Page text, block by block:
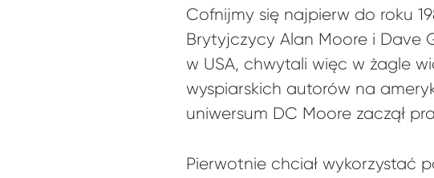
Cofnijmy się najpierw do roku
Brytyjczycy Alan Moore i Dave
w USA, chwytali więc w żagle
wyspiarskich autorów na
uniwersum DC Moore zaczął
Pierwotnie chciał wykorzystać